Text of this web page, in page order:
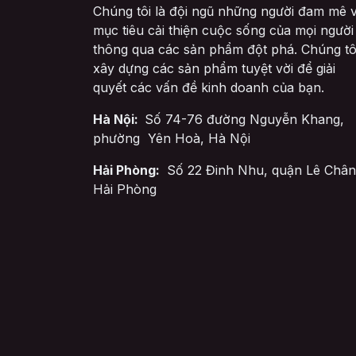
Chúng tôi là đội ngũ những người đam mê
mục tiêu cải thiện cuộc sống của mọi người
thông qua các sản phẩm đột phá. Chúng
xây dựng các sản phẩm tuyệt vời để giải
quyết các vấn đề kinh doanh của bạn.
Hà Nội: Số 74-76 đường Nguyễn Khang,
phường Yên Hoà, Hà Nội
Hải Phòng: Số 22 Đinh Nhu, quận Lê
Hải Phòng